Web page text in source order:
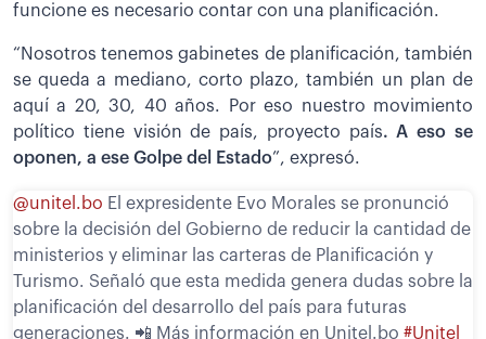
funcione es necesario contar con una planificación.
“Nosotros tenemos gabinetes de planificación, también
se queda a mediano, corto plazo, también un plan de
aquí a 20, 30, 40 años. Por eso nuestro movimiento
político tiene visión de país, proyecto país. A eso se
oponen, a ese Golpe del Estado”, expresó.
@unitel.bo El expresidente Evo Morales se pronunció
sobre la decisión del Gobierno de reducir la cantidad de
ministerios y eliminar las carteras de Planificación y
Turismo. Señaló que esta medida genera dudas sobre la
planificación del desarrollo del país para futuras
generaciones. 📲 Más información en Unitel.bo #Unitel